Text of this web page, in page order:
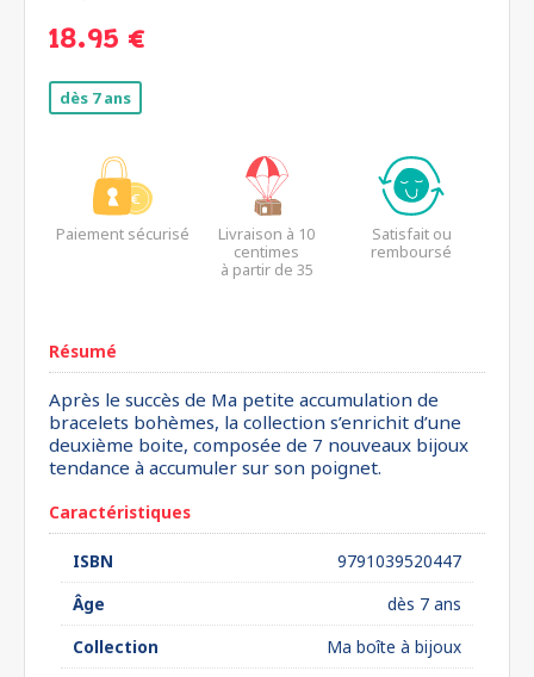
18.95 €
dès 7 ans
Paiement sécurisé
Livraison à 10
centimes
à partir de 35
Satisfait ou
remboursé
Résumé
Après le succès de Ma petite accumulation de
bracelets bohèmes, la collection s’enrichit d’une
deuxième boite, composée de 7 nouveaux bijoux
tendance à accumuler sur son poignet.
Caractéristiques
ISBN
9791039520447
Âge
dès 7 ans
Collection
Ma boîte à bijoux